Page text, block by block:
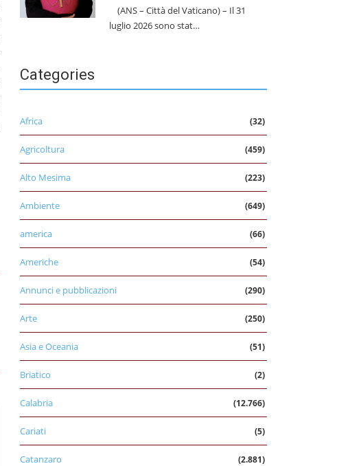
(ANS – Città del Vaticano) – Il 31
luglio 2026 sono stat…
Categories
Africa (32)
Agricoltura (459)
Alto Mesima (223)
Ambiente (649)
america (66)
Americhe (54)
Annunci e pubblicazioni (290)
Arte (250)
Asia e Oceania (51)
Briatico (2)
Calabria (12.766)
Cariati (5)
Catanzaro (2.881)